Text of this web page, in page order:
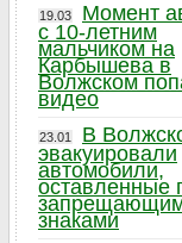
19.03
Момент
с 10-летним
мальчиком на
Карбышева в
Волжском
видео
23.01
В
эвакуировали
автомобили,
оставленные
знаками